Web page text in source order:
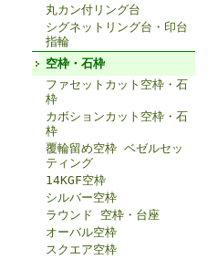
丸カン付リング台
シグネットリング台・印台
指輪
空枠・石枠
ファセットカット空枠・石
枠
カボションカット空枠・石
枠
覆輪留め空枠 ベゼルセッ
ティング
14KGF空枠
シルバー空枠
ラウンド 空枠・台座
オーバル空枠
スクエア空枠